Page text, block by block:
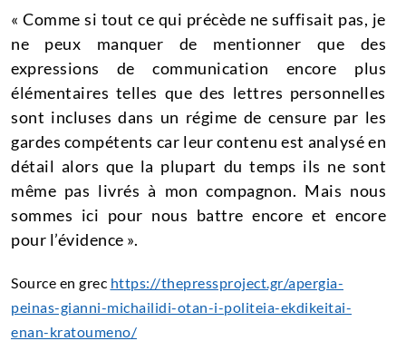
« Comme si tout ce qui précède ne suffisait pas, je
ne peux manquer de mentionner que des
expressions de communication encore plus
élémentaires telles que des lettres personnelles
sont incluses dans un régime de censure par les
gardes compétents car leur contenu est analysé en
détail alors que la plupart du temps ils ne sont
même pas livrés à mon compagnon. Mais nous
sommes ici pour nous battre encore et encore
pour l’évidence ».
Source en grec https://thepressproject.gr/apergia-
peinas-gianni-michailidi-otan-i-politeia-ekdikeitai-
enan-kratoumeno/